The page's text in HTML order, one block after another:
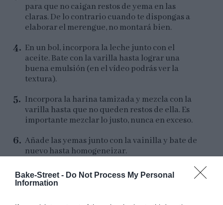
Bake-Street - Do Not Process My Personal
Information
para que no caigan restos de yema en las
claras. De lo contrario cuando te dispongas a
elaborar el merengue, no montará bien.
En un bol, incorpora la leche junto con el
aceite. Bate con la varilla hasta lograr una
buena emulsión (en el vídeo podrás ver la
textura).
Incorpora la harina tamizada y mezcla con la
varilla hasta que no queden restos de ella. Es
importante mezclar lo justo, nunca en exceso.
Añade las yemas junto con la vainilla y bate de
nuevo hasta homogeneizar.
Monta un merengue con las claras y el azúcar,
debes lograr picos suaves, no muy firmes.
Añade una pequeña cantidad de merengue a